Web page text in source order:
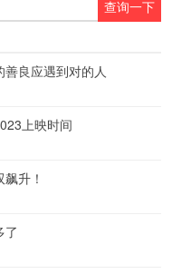
良应遇到对的人
上映时间
升！
了